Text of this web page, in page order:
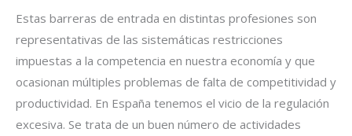
Estas barreras de entrada en distintas profesiones son
representativas de las sistemáticas restricciones
impuestas a la competencia en nuestra economía y que
ocasionan múltiples problemas de falta de competitividad y
productividad. En España tenemos el vicio de la regulación
excesiva. Se trata de un buen número de actividades